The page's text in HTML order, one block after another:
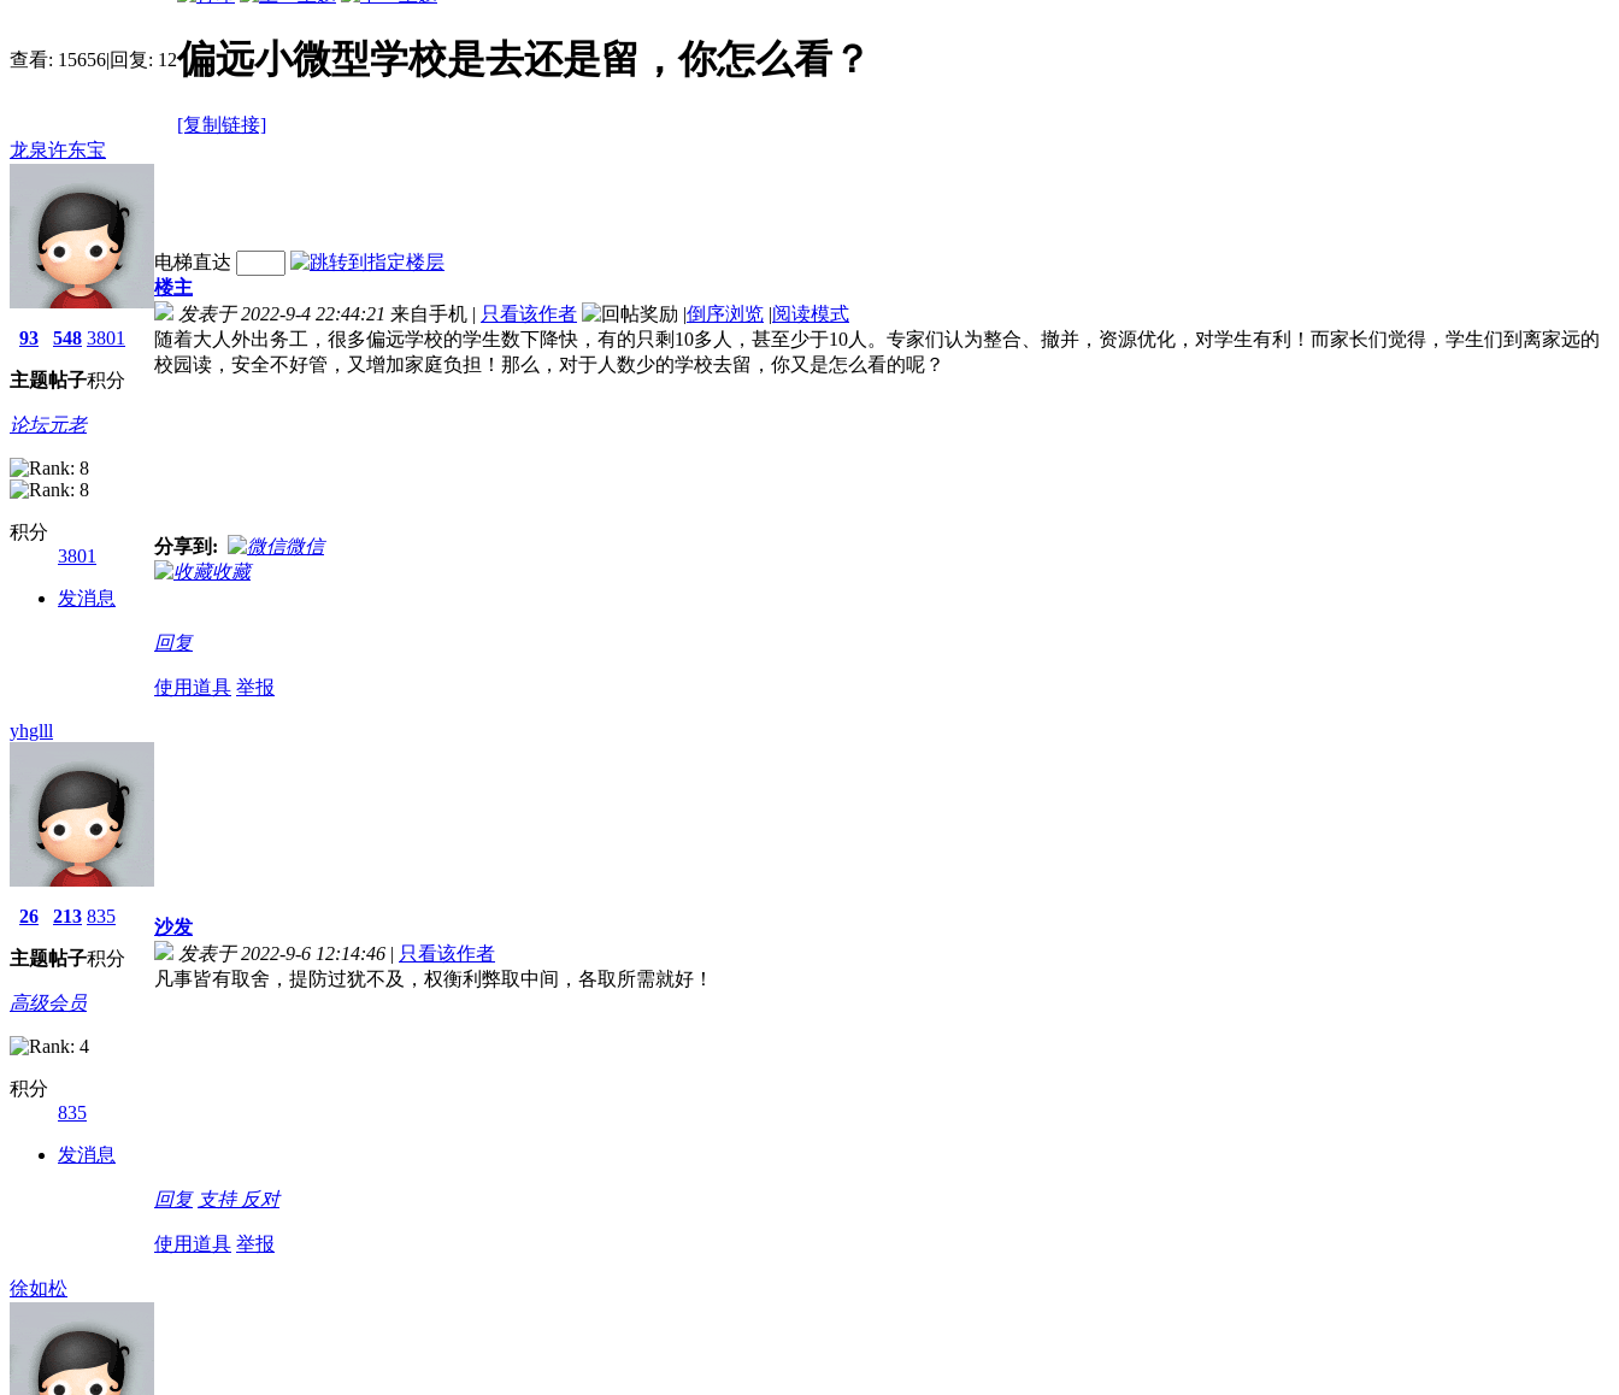
查看: 15656|回复: 12偏远小微型学校是去还是留，你怎么看？
[复制链接]
龙泉许东宝
93
主题
548
帖子
3801
积分
论坛元老
积分
3801
发消息
电梯直达
楼主
发表于 2022-9-4 22:44:21 来自手机 | 只看该作者 |倒序浏览 |阅读模式
随着大人外出务工，很多偏远学校的学生数下降快，有的只剩10多人，甚至少于10人。专家们认为整合、撤并，资源优化，对学生有利！而家长们觉得，学生们到离家远的
校园读，安全不好管，又增加家庭负担！那么，对于人数少的学校去留，你又是怎么看的呢？
分享到:
微信
收藏
回复
使用道具 举报
yhglll
26
主题
213
帖子
835
积分
高级会员
积分
835
发消息
沙发
发表于 2022-9-6 12:14:46 | 只看该作者
凡事皆有取舍，提防过犹不及，权衡利弊取中间，各取所需就好！
回复 支持 反对
使用道具 举报
徐如松